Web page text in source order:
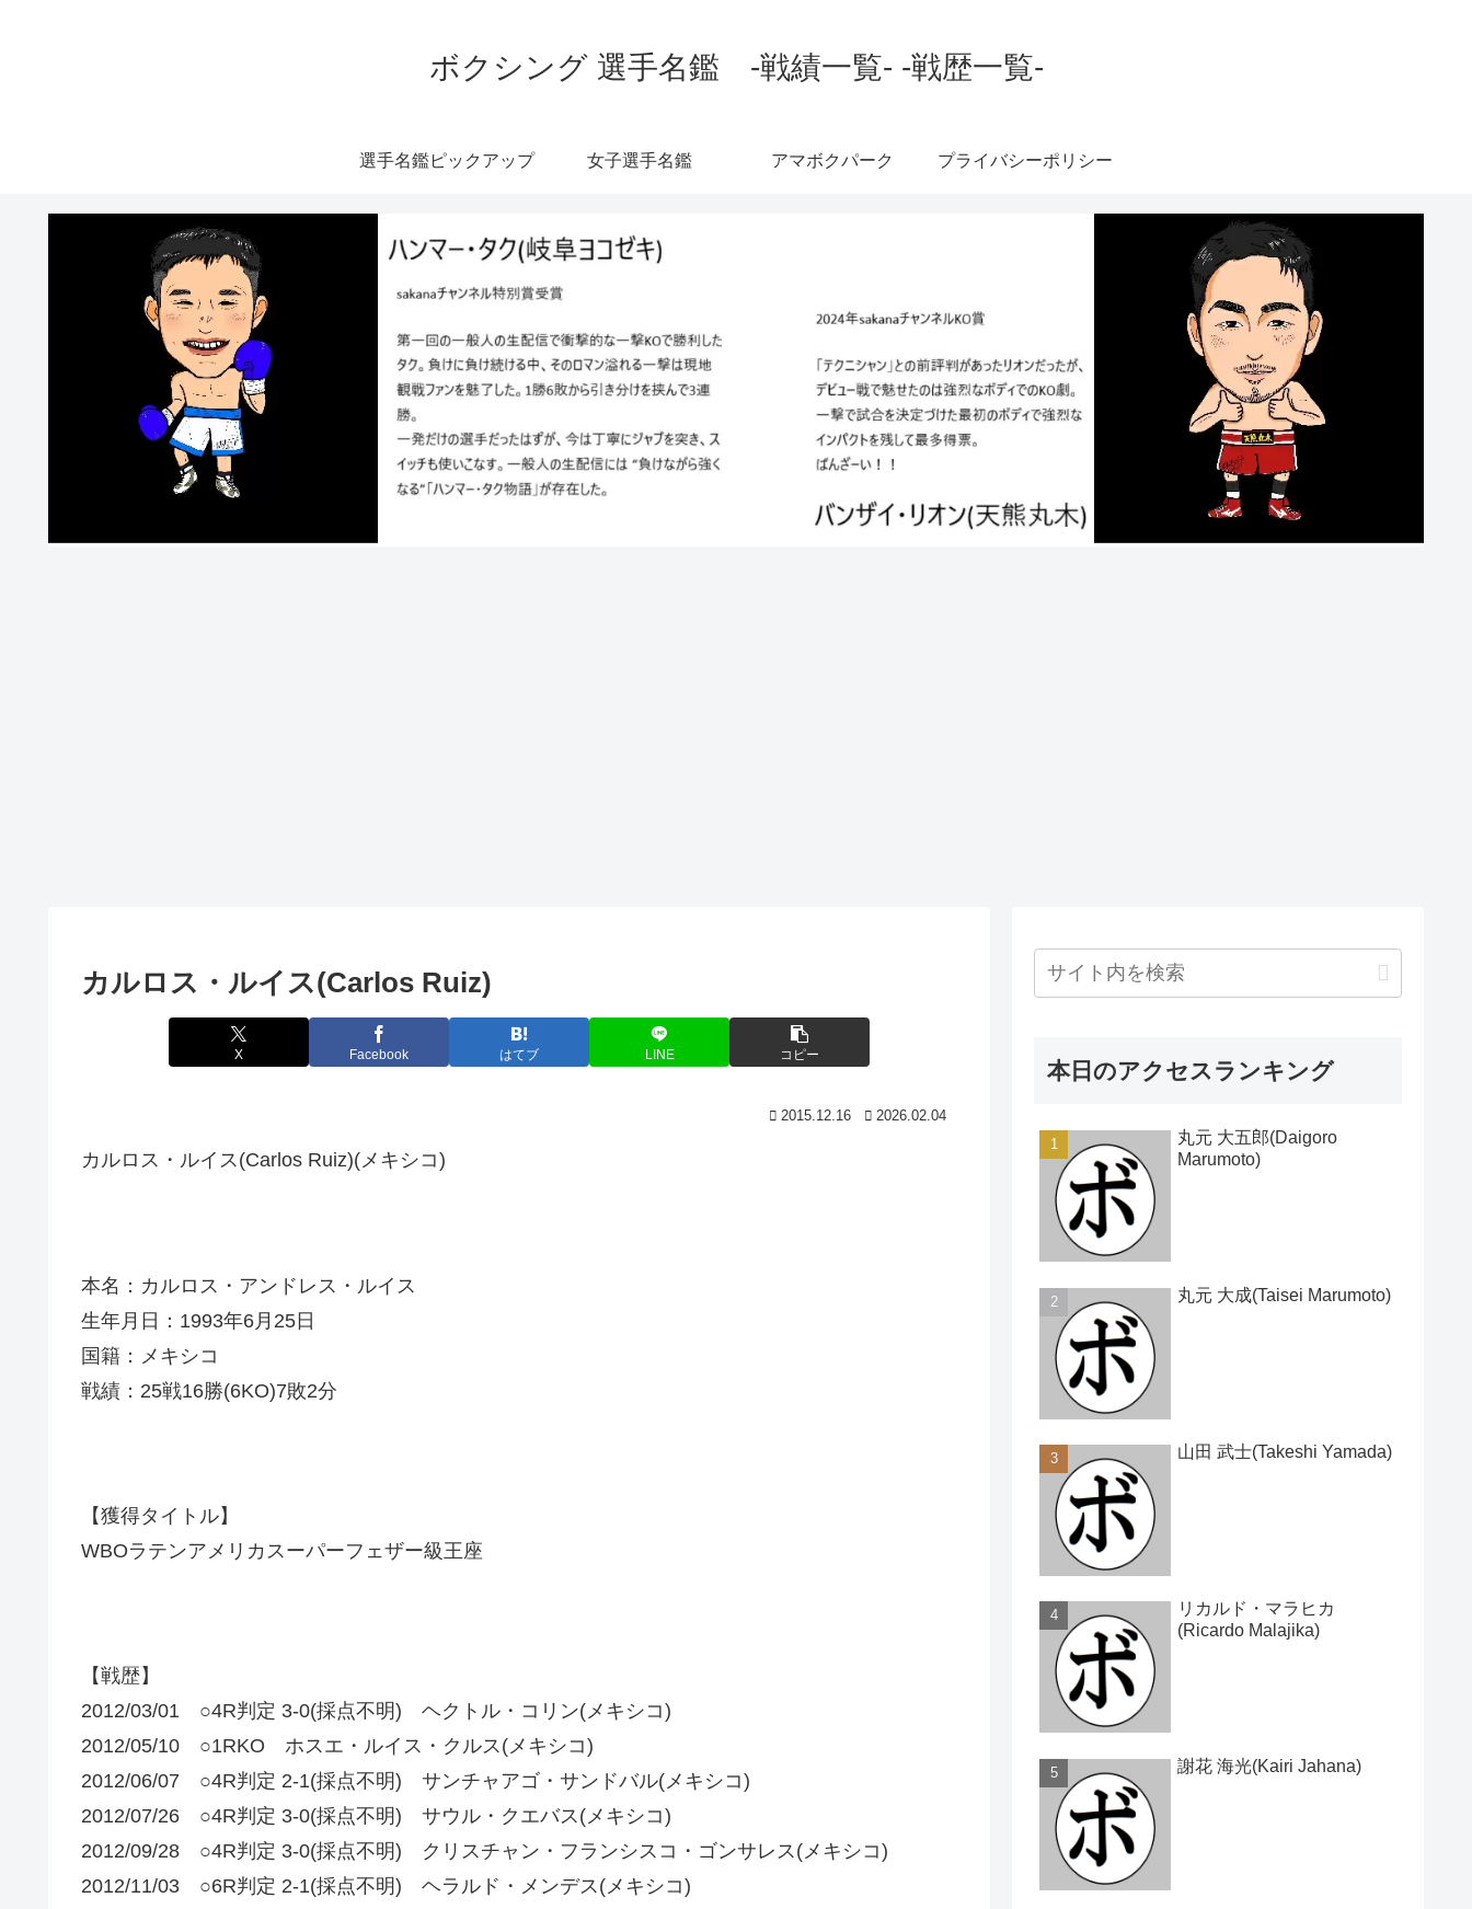
ボクシング 選手名鑑 -戦績一覧- -戦歴一覧-
選手名鑑ピックアップ 女子選手名鑑 アマボクパーク プライバシーポリシー
カルロス・ルイス(Carlos Ruiz)
X Facebook はてブ LINE コピー
2015.12.16 2026.02.04
カルロス・ルイス(Carlos Ruiz)(メキシコ)
本名：カルロス・アンドレス・ルイス
生年月日：1993年6月25日
国籍：メキシコ
戦績：25戦16勝(6KO)7敗2分
【獲得タイトル】
WBOラテンアメリカスーパーフェザー級王座
【戦歴】
2012/03/01 ○4R判定 3-0(採点不明) ヘクトル・コリン(メキシコ)
2012/05/10 ○1RKO ホスエ・ルイス・クルス(メキシコ)
2012/06/07 ○4R判定 2-1(採点不明) サンチャアゴ・サンドバル(メキシコ)
2012/07/26 ○4R判定 3-0(採点不明) サウル・クエバス(メキシコ)
2012/09/28 ○4R判定 3-0(採点不明) クリスチャン・フランシスコ・ゴンサレス(メキシコ)
2012/11/03 ○6R判定 2-1(採点不明) ヘラルド・メンデス(メキシコ)
本日のアクセスランキング
丸元 大五郎(Daigoro
Marumoto)
丸元 大成(Taisei Marumoto)
山田 武士(Takeshi Yamada)
リカルド・マラヒカ
(Ricardo Malajika)
謝花 海光(Kairi Jahana)